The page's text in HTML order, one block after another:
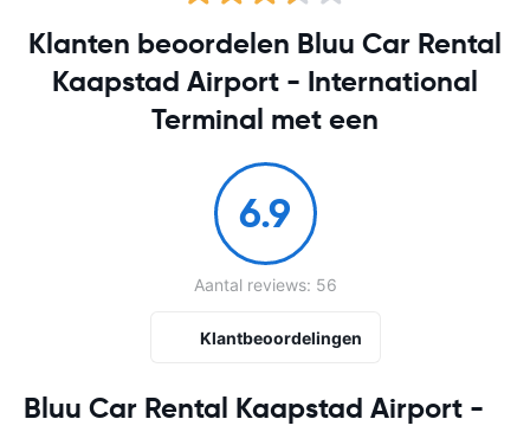
Bluu Car Rental Kaapstad Airport -
Klanten beoordelen Bluu Car Rental
Kaapstad Airport - International
Terminal met een
6.9
Aantal reviews: 56
Klantbeoordelingen